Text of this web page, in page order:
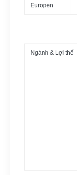
Europen
Ngành & Lợi thế